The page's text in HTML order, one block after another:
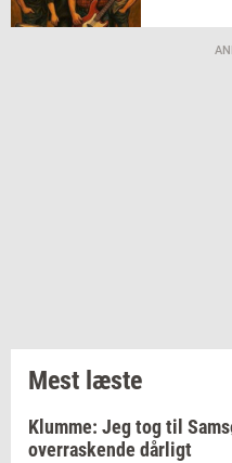
Mest læste
Klumme: Jeg tog til
overraskende dårligt